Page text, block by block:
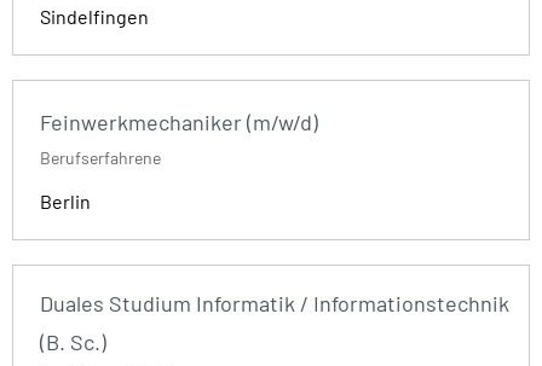
Sindelfingen
Feinwerkmechaniker (m/w/d)
Berufserfahrene
Berlin
Duales Studium Informatik / Informationstechnik
(B. Sc.)